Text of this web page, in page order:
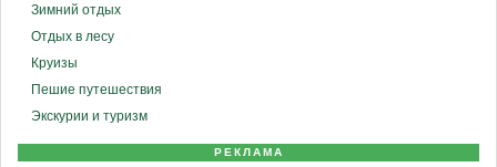
Зимний отдых
Отдых в лесу
Круизы
Пешие путешествия
Экскурии и туризм
РЕКЛАМА